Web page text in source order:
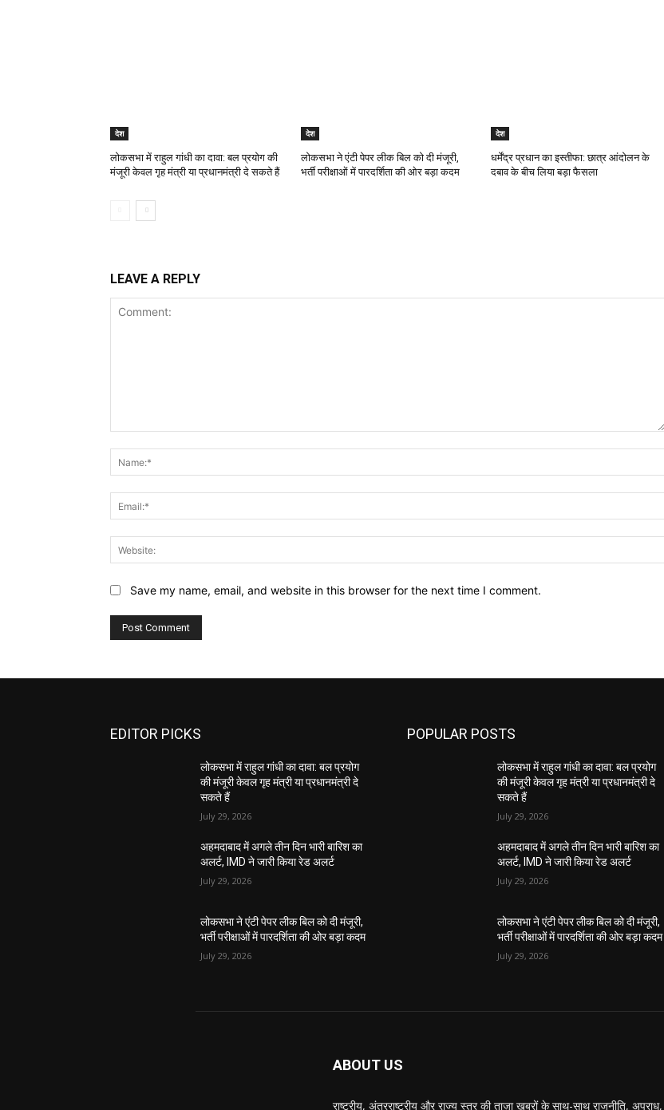
देश
लोकसभा में राहुल गांधी का दावा: बल प्रयोग की
मंजूरी केवल गृह मंत्री या प्रधानमंत्री दे सकते हैं
देश
लोकसभा ने एंटी पेपर लीक बिल को दी मंजूरी,
भर्ती परीक्षाओं में पारदर्शिता की ओर बड़ा कदम
देश
धर्मेंद्र प्रधान का इस्तीफा: छात्र आंदोलन के
दबाव के बीच लिया बड़ा फैसला
LEAVE A REPLY
Save my name, email, and website in this browser for the next time I comment.
EDITOR PICKS
लोकसभा में राहुल गांधी का दावा: बल प्रयोग
की मंजूरी केवल गृह मंत्री या प्रधानमंत्री दे
सकते हैं
July 29, 2026
अहमदाबाद में अगले तीन दिन भारी बारिश का
अलर्ट, IMD ने जारी किया रेड अलर्ट
July 29, 2026
लोकसभा ने एंटी पेपर लीक बिल को दी मंजूरी,
भर्ती परीक्षाओं में पारदर्शिता की ओर बड़ा कदम
July 29, 2026
POPULAR POSTS
लोकसभा में राहुल गांधी का दावा: बल प्रयोग
की मंजूरी केवल गृह मंत्री या प्रधानमंत्री दे
सकते हैं
July 29, 2026
अहमदाबाद में अगले तीन दिन भारी बारिश का
अलर्ट, IMD ने जारी किया रेड अलर्ट
July 29, 2026
लोकसभा ने एंटी पेपर लीक बिल को दी मंजूरी,
भर्ती परीक्षाओं में पारदर्शिता की ओर बड़ा कदम
July 29, 2026
ABOUT US
राष्ट्रीय, अंतरराष्ट्रीय और राज्य स्तर की ताज़ा खबरों के साथ-साथ राजनीति, अपराध,